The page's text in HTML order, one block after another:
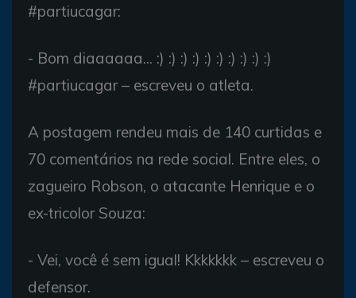
#partiucagar:
- Bom diaaaaaa... :) :) :) :) :) :) :) :) :) :)
#partiucagar – escreveu o atleta.
A postagem rendeu mais de 140 curtidas e
70 comentários na rede social. Entre eles, o
zagueiro Robson, o atacante Henrique e o
ex-tricolor Souza:
- Vei, você é sem igual! Kkkkkkk – escreveu o
defensor.